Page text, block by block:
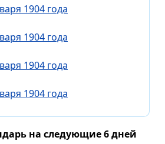
1904 года
1904 года
1904 года
1904 года
на следующие 6 дней